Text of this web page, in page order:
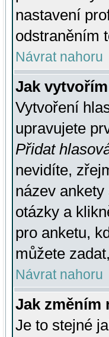
nastavení
odstraněním
Návrat nahoru
Jak
Vytvoření
upravujete
Přidat
nevidíte,
název
otázky a
pro anketu,
můžete
Návrat nahoru
Jak změním
Je to stejné